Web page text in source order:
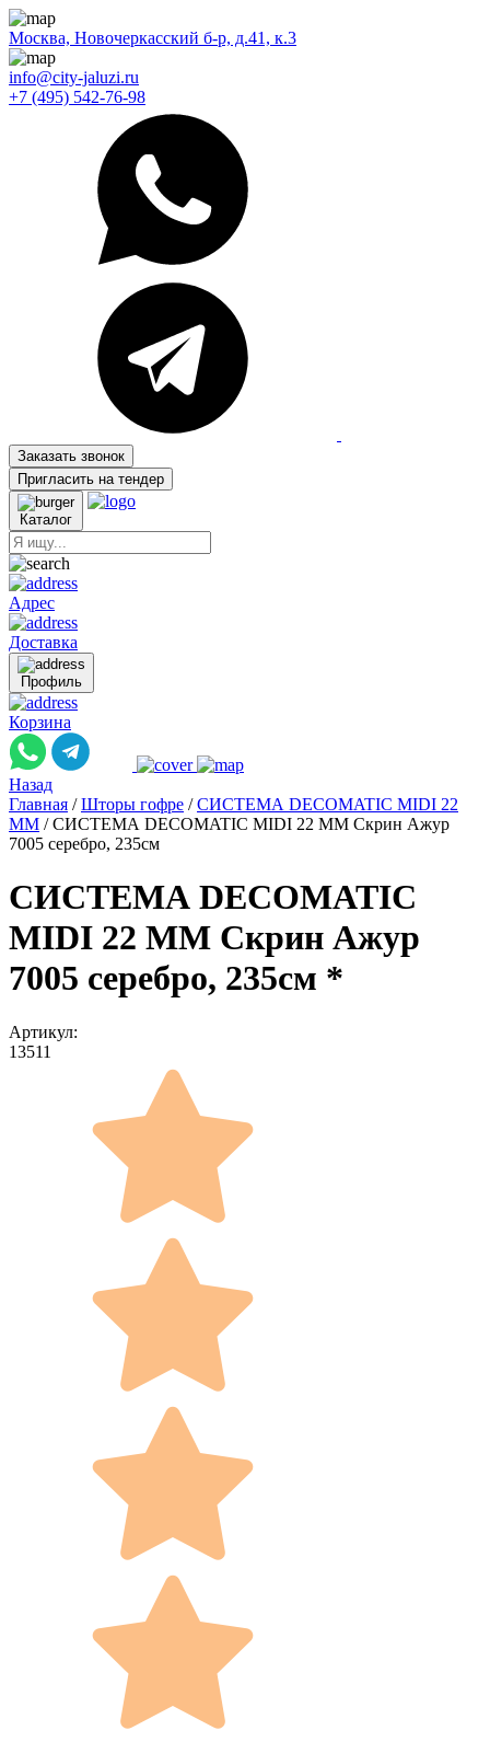
Москва, Новочеркасский б-р, д.41, к.3
info@city-jaluzi.ru
+7 (495) 542-76-98
Заказать звонок
Пригласить на тендер
Каталог
Адрес
Доставка
Профиль
Корзина
Назад
Главная / Шторы гофре / СИСТЕМА DECOMATIC MIDI 22
ММ / СИСТЕМА DECOMATIC MIDI 22 ММ Скрин Ажур
7005 серебро, 235см
СИСТЕМА DECOMATIC
MIDI 22 ММ Скрин Ажур
7005 серебро, 235см *
Артикул:
13511